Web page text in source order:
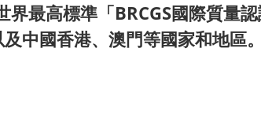
最高標準「BRCGS國際質量
中國香港、澳門等國家和地區。